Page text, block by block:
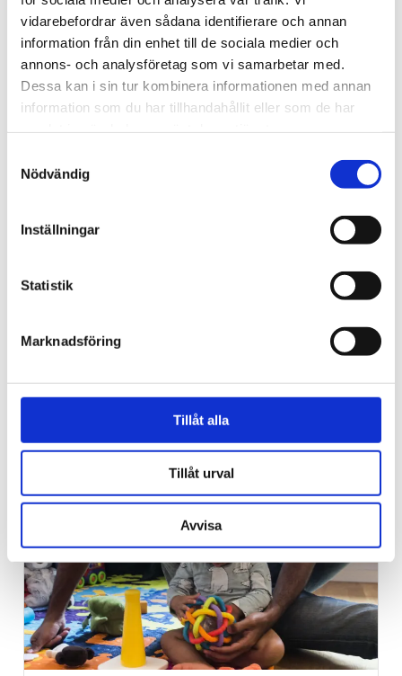
vidarebefordrar även sådana identifierare och annan
information från din enhet till de sociala medier och
annons- och analysföretag som vi samarbetar med.
Dessa kan i sin tur kombinera informationen med annan
information som du har tillhandahållit eller som de har
Nödvändig
Inställningar
Statistik
Marknadsföring
Tillåt alla
Tillåt urval
Avvisa
slå världs­rekord – läste
Bibeln i 144 timmar
bibel när han sökte vård
för ångest – ”blev hånad”